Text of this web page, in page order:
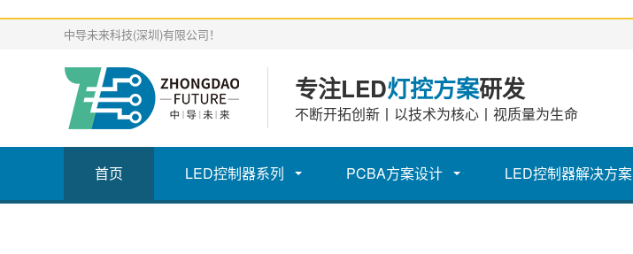
中导未来科技(深圳)有限公司！
专注LED灯控方案研发
不断开拓创新丨以技术为核心丨视质量为生命
首页 LED控制器系列 PCBA方案设计 LED控制器解决方案